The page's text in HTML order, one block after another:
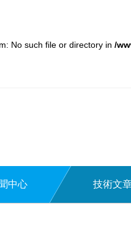
No such file or directory in /
中心 技術文